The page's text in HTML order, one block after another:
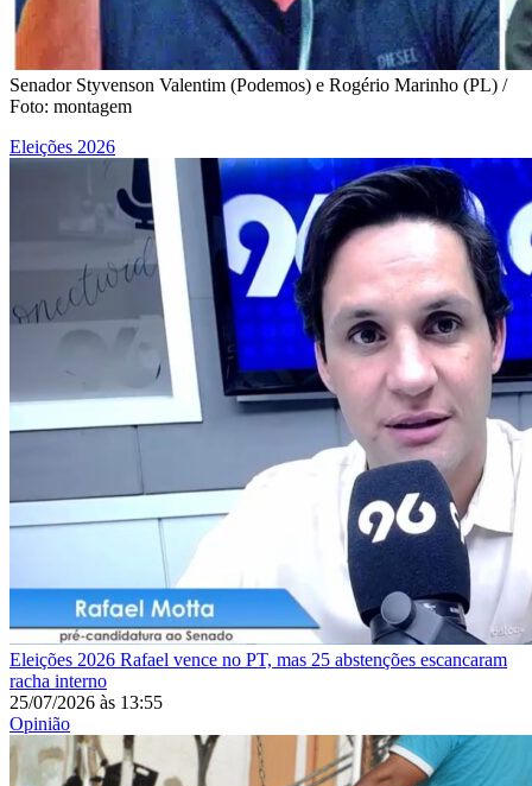
Senador Styvenson Valentim (Podemos) e Rogério Marinho (PL) /
Foto: montagem
Eleições 2026
Eleições 2026 Rafael vence no PT, mas 25 abstenções escancaram
racha interno
25/07/2026 às 13:55
Opinião